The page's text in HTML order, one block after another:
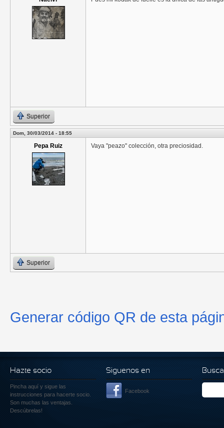
Superior
Dom, 30/03/2014 - 18:55
Pepa Ruiz Vaya "peazo" colección, otra preciosidad.
Superior
Generar código QR de esta
Hazte socio
Pincha aquí y sigue las
instrucciones para hacerte socio.
Son muchas las ventajas.
Descúbrelas!
Siguenos en
Facebook